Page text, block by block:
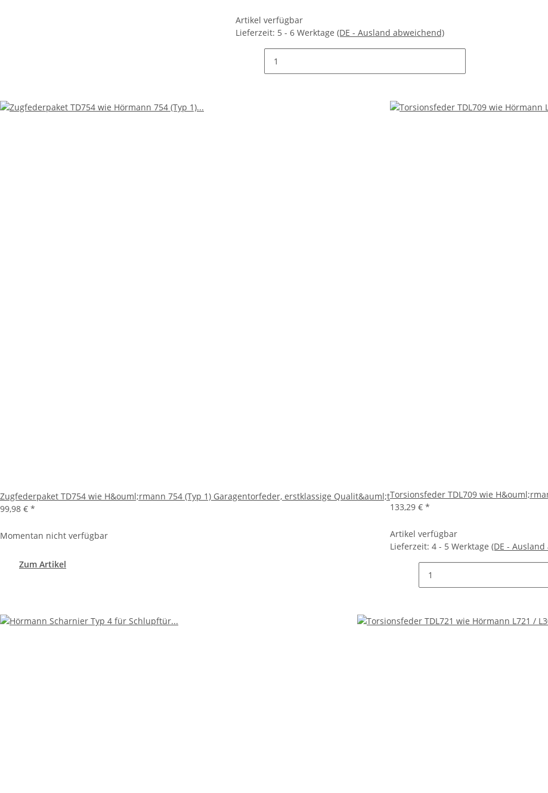
Artikel verfügbar
Lieferzeit: 5 - 6 Werktage (DE - Ausland abweichend)
Zugfederpaket TD754 wie H&ouml;rmann 754 (Typ 1) Garagentorfeder, erstklassige Qualit&auml;t
99,98 € *
Momentan nicht verfügbar
Zum Artikel
Torsionsfeder TDL709 wie
133,29 € *
Artikel verfügbar
Lieferzeit: 4 - 5 Werktage (DE -